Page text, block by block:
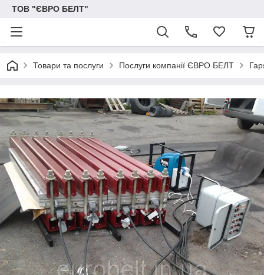
ТОВ "ЄВРО БЕЛТ"
Товари та послуги Послуги компанії ЄВРО БЕЛТ